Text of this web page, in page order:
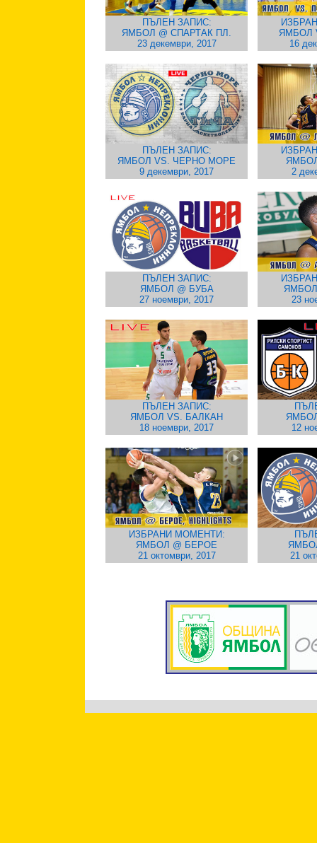
ПЪЛЕН ЗАПИС:
ЯМБОЛ @ СПАРТАК ПЛ.
23 декември, 2017
ЯМБОЛ
16
ПЪЛЕН ЗАПИС:
ЯМБОЛ VS. ЧЕРНО МОРЕ
9 декември, 2017
2
ПЪЛЕН ЗАПИС:
ЯМБОЛ @ БУБА
27 ноември, 2017
ЯМБОЛ
23
ПЪЛЕН ЗАПИС:
ЯМБОЛ VS. БАЛКАН
18 ноември, 2017
12
ИЗБРАНИ МОМЕНТИ:
ЯМБОЛ @ БЕРОЕ
21 октомври, 2017
21